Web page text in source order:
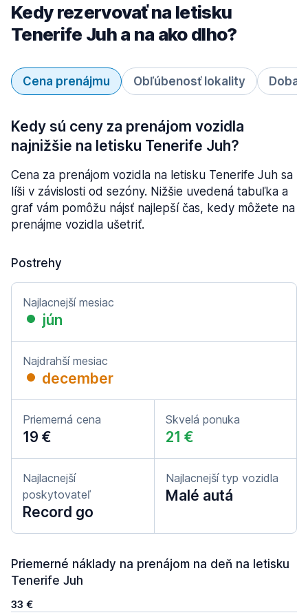
Kedy rezervovať na letisku
Tenerife Juh a na ako dlho?
Cena prenájmu Obľúbenosť lokality Doba
Kedy sú ceny za prenájom vozidla
najnižšie na letisku Tenerife Juh?
Cena za prenájom vozidla na letisku Tenerife Juh sa
líši v závislosti od sezóny. Nižšie uvedená tabuľka a
graf vám pomôžu nájsť najlepší čas, kedy môžete na
prenájme vozidla ušetriť.
Postrehy
Najlacnejší mesiac
jún
Najdrahší mesiac
december
Priemerná cena
19 €
Skvelá ponuka
21 €
Najlacnejší
poskytovateľ
Record go
Najlacnejší typ vozidla
Malé autá
Priemerné náklady na prenájom na deň na letisku
Tenerife Juh
33 €